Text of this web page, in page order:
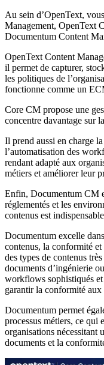
Au sein d’OpenText,
Management, OpenText
Documentum Content
OpenText Content
il permet de capturer,
les politiques de
fonctionne comme un
Core CM propose une
concentre davantage sur
Il prend aussi en charge
l’automatisation des
rendant adapté aux
métiers et améliorer leur
Enfin, Documentum CM
réglementés et les
contenus est
Documentum excelle
contenus, la conformité
des types de contenus
documents d’ingénierie
workflows sophistiqués
garantir la conformité aux
Documentum permet
processus métiers, ce
organisations nécessitant
documents et la